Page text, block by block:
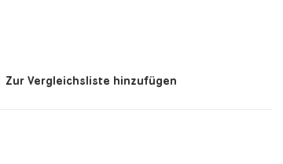
Zur Vergleichsliste hinzufügen